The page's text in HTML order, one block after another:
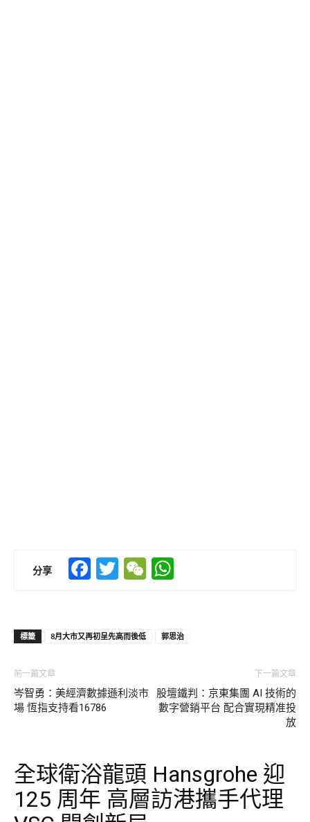
分享 Facebook
TwitterWeChat
標籤 8月大市又再初呈先高而後低 郭思治
前一篇文章
岑智勇：美經濟數據遜利淡市
場 恆指支持看16786
下一篇文章
股壇鐵判：京東集團 AI 技術的
數字營銷平台 配合實現精准投
放
全球衛浴龍頭 Hansgrohe 迎
125 周年 高層訪港攜手代理